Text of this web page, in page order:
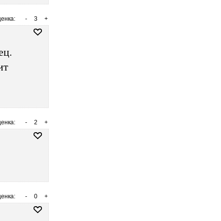
+
3
-
+
2
-
+
0
-